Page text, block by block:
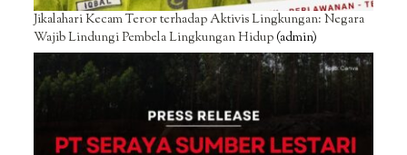
Jikalahari Kecam Teror terhadap Aktivis Lingkungan: Negara
Wajib Lindungi Pembela Lingkungan Hidup(admin)